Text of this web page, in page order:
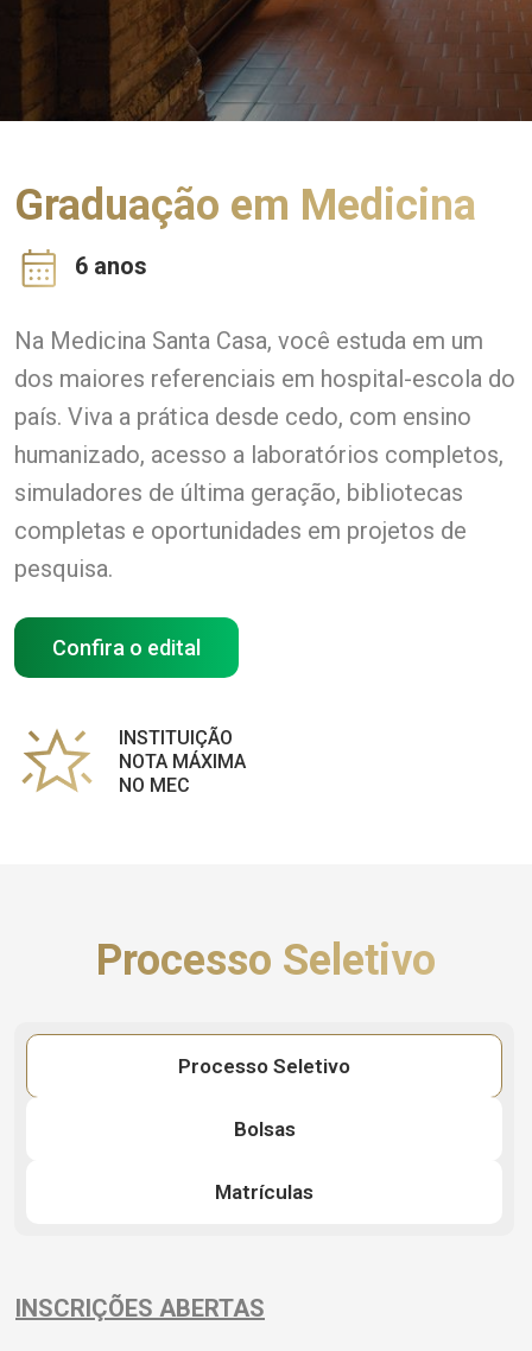
Graduação em Medicina
6 anos
Na Medicina Santa Casa, você estuda em um
dos maiores referenciais em hospital-escola do
país. Viva a prática desde cedo, com ensino
humanizado, acesso a laboratórios completos,
simuladores de última geração, bibliotecas
completas e oportunidades em projetos de
pesquisa.
Confira o edital
INSTITUIÇÃO
NOTA MÁXIMA
NO MEC
Processo Seletivo
Processo Seletivo
Bolsas
Matrículas
INSCRIÇÕES ABERTAS